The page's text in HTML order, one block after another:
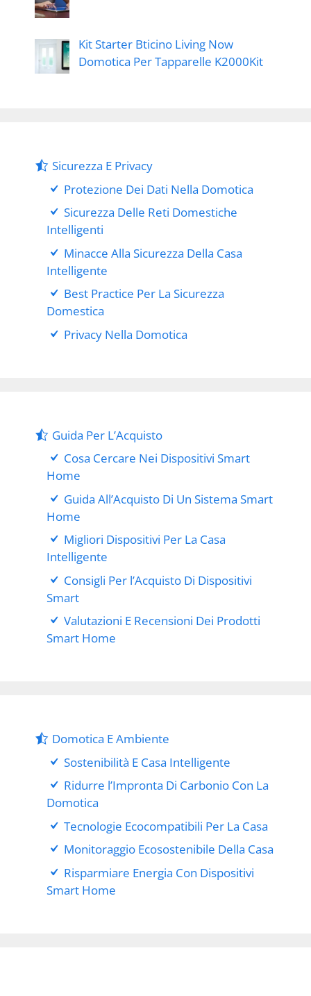
Kit Starter Bticino Living Now
Domotica Per Tapparelle K2000Kit
Sicurezza E Privacy
Protezione Dei Dati Nella Domotica
Sicurezza Delle Reti Domestiche
Intelligenti
Minacce Alla Sicurezza Della Casa
Intelligente
Best Practice Per La Sicurezza
Domestica
Privacy Nella Domotica
Guida Per L’Acquisto
Cosa Cercare Nei Dispositivi Smart
Home
Guida All’Acquisto Di Un Sistema Smart
Home
Migliori Dispositivi Per La Casa
Intelligente
Consigli Per l’Acquisto Di Dispositivi
Smart
Valutazioni E Recensioni Dei Prodotti
Smart Home
Domotica E Ambiente
Sostenibilità E Casa Intelligente
Ridurre l’Impronta Di Carbonio Con La
Domotica
Tecnologie Ecocompatibili Per La Casa
Monitoraggio Ecosostenibile Della Casa
Risparmiare Energia Con Dispositivi
Smart Home